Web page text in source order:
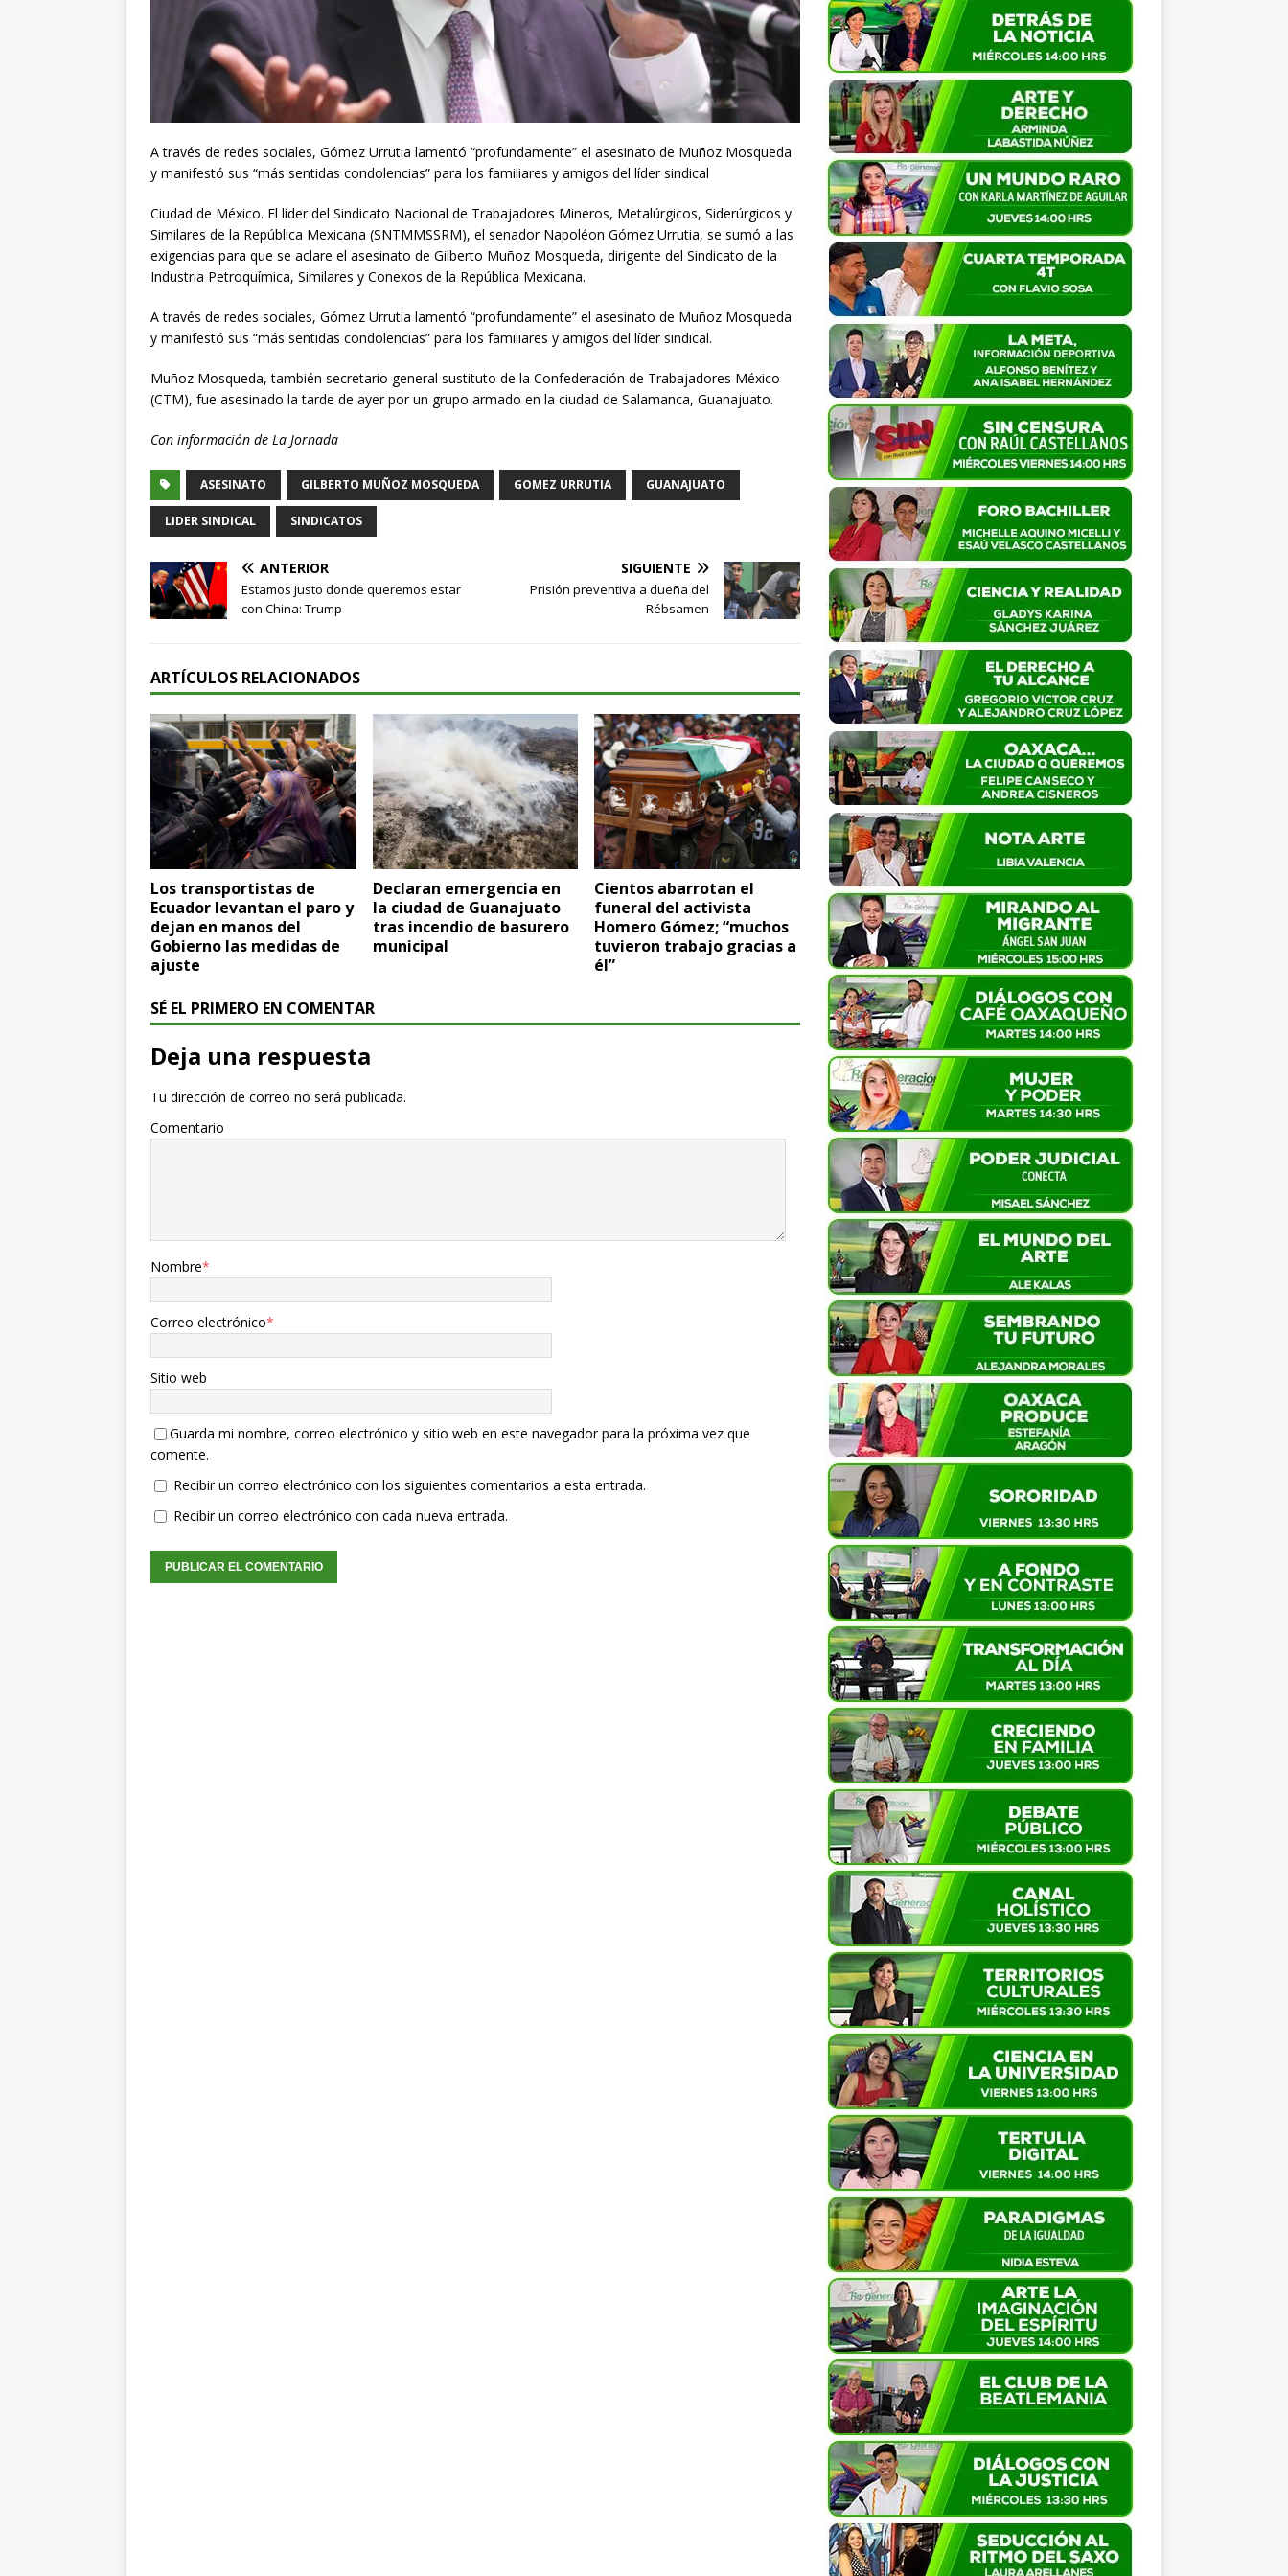
A través de redes sociales, Gómez Urrutia lamentó “profundamente” el asesinato de Muñoz Mosqueda
y manifestó sus “más sentidas condolencias” para los familiares y amigos del líder sindical
Ciudad de México. El líder del Sindicato Nacional de Trabajadores Mineros, Metalúrgicos, Siderúrgicos y
Similares de la República Mexicana (SNTMMSSRM), el senador Napoléon Gómez Urrutia, se sumó a las
exigencias para que se aclare el asesinato de Gilberto Muñoz Mosqueda, dirigente del Sindicato de la
Industria Petroquímica, Similares y Conexos de la República Mexicana.
A través de redes sociales, Gómez Urrutia lamentó “profundamente” el asesinato de Muñoz Mosqueda
y manifestó sus “más sentidas condolencias” para los familiares y amigos del líder sindical.
Muñoz Mosqueda, también secretario general sustituto de la Confederación de Trabajadores México
(CTM), fue asesinado la tarde de ayer por un grupo armado en la ciudad de Salamanca, Guanajuato.
Con información de La Jornada
ASESINATO GILBERTO MUÑOZ MOSQUEDA GOMEZ URRUTIA GUANAJUATO
LIDER SINDICAL SINDICATOS
ANTERIOR
Estamos justo donde queremos estar
con China: Trump
SIGUIENTE
Prisión preventiva a dueña del
Rébsamen
ARTÍCULOS RELACIONADOS
Los transportistas de
Ecuador levantan el paro y
dejan en manos del
Gobierno las medidas de
ajuste
Declaran emergencia en
la ciudad de Guanajuato
tras incendio de basurero
municipal
Cientos abarrotan el
funeral del activista
Homero Gómez; “muchos
tuvieron trabajo gracias a
él”
SÉ EL PRIMERO EN COMENTAR
Deja una respuesta
Tu dirección de correo no será publicada.
Comentario
Nombre*
Correo electrónico*
Sitio web
Guarda mi nombre, correo electrónico y sitio web en este navegador para la próxima vez que
comente.
Recibir un correo electrónico con los siguientes comentarios a esta entrada.
Recibir un correo electrónico con cada nueva entrada.